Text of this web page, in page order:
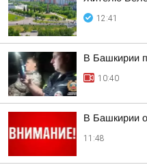
12:41
В Башкирии
10:40
В Башкирии
11:48